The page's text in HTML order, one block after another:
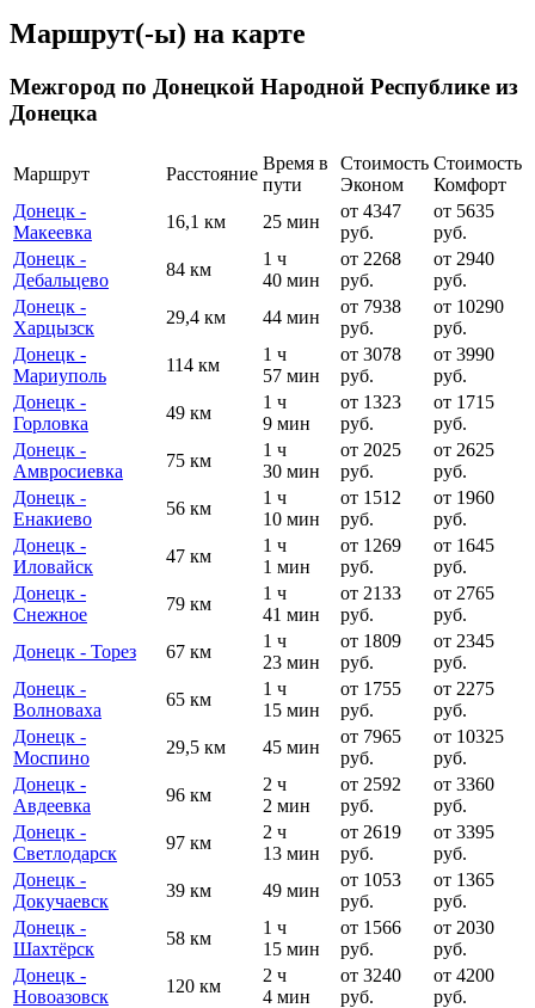
Маршрут(-ы) на карте
Межгород по Донецкой Народной Республике из
Донецка
Маршрут Расстояние
Время в
пути
Стоимость
Эконом
Стоимость
Комфорт
Донецк -
Макеевка
16,1 км 25 мин
от 4347
руб.
от 5635
руб.
Донецк -
Дебальцево
84 км
1 ч
40 мин
от 2268
руб.
от 2940
руб.
Донецк -
Харцызск
29,4 км 44 мин
от 7938
руб.
от 10290
руб.
Донецк -
Мариуполь
114 км
1 ч
57 мин
от 3078
руб.
от 3990
руб.
Донецк -
Горловка
49 км
1 ч
9 мин
от 1323
руб.
от 1715
руб.
Донецк -
Амвросиевка
75 км
1 ч
30 мин
от 2025
руб.
от 2625
руб.
Донецк -
Енакиево
56 км
1 ч
10 мин
от 1512
руб.
от 1960
руб.
Донецк -
Иловайск
47 км
1 ч
1 мин
от 1269
руб.
от 1645
руб.
Донецк -
Снежное
79 км
1 ч
41 мин
от 2133
руб.
от 2765
руб.
Донецк - Торез
67 км
1 ч
23 мин
от 1809
руб.
от 2345
руб.
Донецк -
Волноваха
65 км
1 ч
15 мин
от 1755
руб.
от 2275
руб.
Донецк -
Моспино
29,5 км 45 мин
от 7965
руб.
от 10325
руб.
Донецк -
Авдеевка
96 км
2 ч
2 мин
от 2592
руб.
от 3360
руб.
Донецк -
Светлодарск
97 км
2 ч
13 мин
от 2619
руб.
от 3395
руб.
Донецк -
Докучаевск
39 км 49 мин
от 1053
руб.
от 1365
руб.
Донецк -
Шахтёрск
58 км
1 ч
15 мин
от 1566
руб.
от 2030
руб.
Донецк -
Новоазовск
120 км
2 ч
4 мин
от 3240
руб.
от 4200
руб.